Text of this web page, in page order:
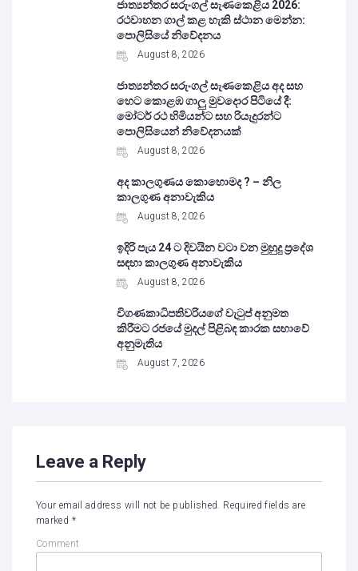
ජාත්‍යන්තර සරුංගල් සැණකෙළිය 2026:
රථවාහන ගාල් කළ හැකි ස්ථාන මෙන්න:
පොලිසියේ නිවේදනය
August 8, 2026
ජාත්‍යන්තර සරුංගල් සැණකෙළිය අද සහ
හෙට කොළඹ ගාලු මුවදොර පිටියේ දී:
මෝටර් රථ හිමියන්ට සහ රියැදුරන්ට
පොලිසියෙන් නිවේදනයක්
August 8, 2026
අද කාලගුණය කොහොමද ? – නිල
කාලගුණ අනාවැකිය
August 8, 2026
ඉදිරි පැය 24 ට දිවයින වටා වන මුහුදු ප්‍රදේශ
සඳහා කාලගුණ අනාවැකිය
August 8, 2026
විගණකාධිපතිවරියගේ වැටුප් අනුමත
කිරීමට රජයේ මුදල් පිළිබඳ කාරක සභාවේ
අනුමැතිය
August 7, 2026
Leave a Reply
Your email address will not be published. Required fields are
marked *
Comment